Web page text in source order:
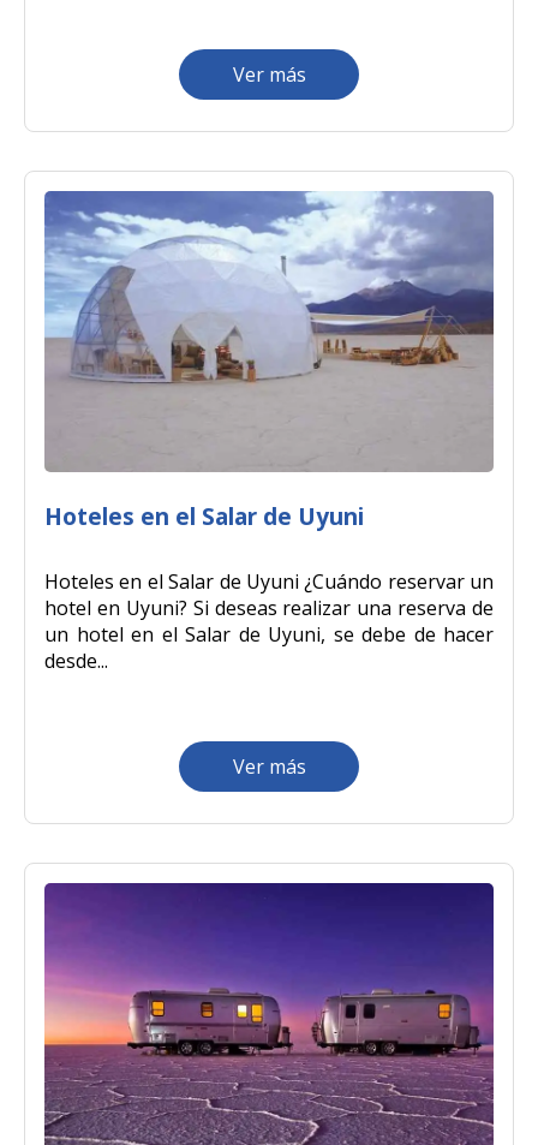
Ver más
Hoteles en el Salar de Uyuni
Hoteles en el Salar de Uyuni ¿Cuándo reservar un
hotel en Uyuni? Si deseas realizar una reserva de
un hotel en el Salar de Uyuni, se debe de hacer
desde...
Ver más